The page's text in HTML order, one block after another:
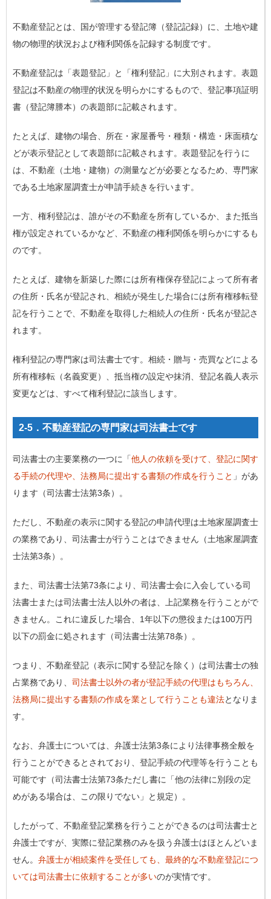
不動産登記とは、国が管理する登記簿（登記記録）に、土地や建
物の物理的状況および権利関係を記録する制度です。
不動産登記は「表題登記」と「権利登記」に大別されます。表題
登記は不動産の物理的状況を明らかにするもので、登記事項証明
書（登記簿謄本）の表題部に記載されます。
たとえば、建物の場合、所在・家屋番号・種類・構造・床面積な
どが表示登記として表題部に記載されます。表題登記を行うに
は、不動産（土地・建物）の測量などが必要となるため、専門家
である土地家屋調査士が申請手続きを行います。
一方、権利登記は、誰がその不動産を所有しているか、また抵当
権が設定されているかなど、不動産の権利関係を明らかにするも
のです。
たとえば、建物を新築した際には所有権保存登記によって所有者
の住所・氏名が登記され、相続が発生した場合には所有権移転登
記を行うことで、不動産を取得した相続人の住所・氏名が登記さ
れます。
権利登記の専門家は司法書士です。相続・贈与・売買などによる
所有権移転（名義変更）、抵当権の設定や抹消、登記名義人表示
変更などは、すべて権利登記に該当します。
2-5．不動産登記の専門家は司法書士です
司法書士の主要業務の一つに「他人の依頼を受けて、登記に関す
る手続の代理や、法務局に提出する書類の作成を行うこと 」があ
ります（司法書士法第3条）。
ただし、不動産の表示に関する登記の申請代理は土地家屋調査士
の業務であり、司法書士が行うことはできません（土地家屋調査
士法第3条）。
また、司法書士法第73条により、司法書士会に入会している司
法書士または司法書士法人以外の者は、上記業務を行うことがで
きません。これに違反した場合、1年以下の懲役または100万円
以下の罰金に処されます（司法書士法第78条）。
つまり、不動産登記（表示に関する登記を除く）は司法書士の独
占業務であり、 司法書士以外の者が登記手続の代理はもちろん、
法務局に提出する書類の作成を業として行うことも違法となりま
す。
なお、弁護士については、弁護士法第3条により法律事務全般を
行うことができるとされており、登記手続の代理等を行うことも
可能です（司法書士法第73条ただし書に「他の法律に別段の定
めがある場合は、この限りでない」と規定）。
したがって、不動産登記業務を行うことができるのは司法書士と
弁護士ですが、実際に登記業務のみを扱う弁護士はほとんどいま
せん。 弁護士が相続案件を受任しても、最終的な不動産登記につ
いては司法書士に依頼することが多いのが実情です。